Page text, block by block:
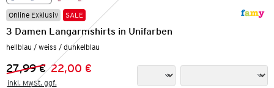
Online Exklusiv SALE
3 Damen Langarmshirts in Unifarben
hellblau / weiss / dunkelblau
Vorheriger Preis:
27,99 €
Neuer Preis:22,00 €
inkl. MwSt. ggf.